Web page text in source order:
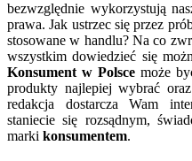
bezwzględnie wykorzystują
prawa. Jak ustrzec się przez
stosowane w handlu? Na co
wszystkim dowiedzieć się
Konsument w Polscemoże
produkty najlepiej wybrać
redakcja dostarcza Wam
staniecie się rozsądnym,
marki konsumentem.